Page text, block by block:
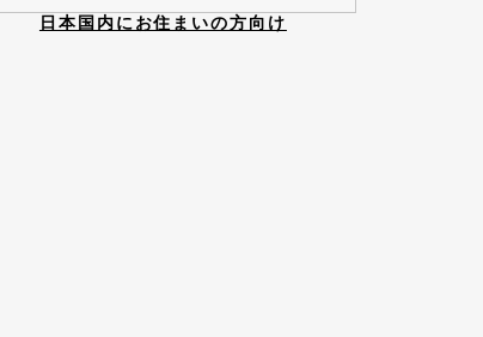
日本国内にお住まいの方向け